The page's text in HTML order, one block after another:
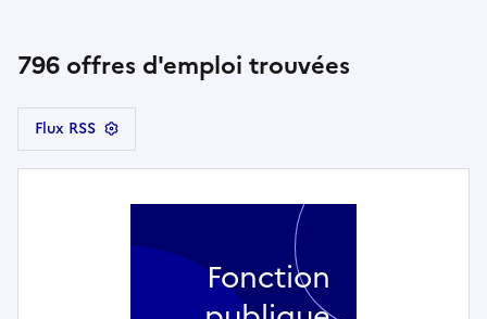
796 offres d'emploi trouvées
Flux RSS
Fonction